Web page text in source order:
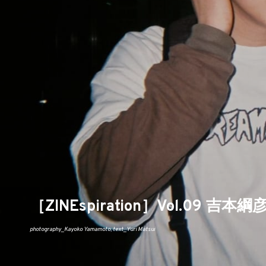
［ZINEspiration］Vol.09 吉本綱
photography_Kayoko Yamamoto, text_Yuri Matsui